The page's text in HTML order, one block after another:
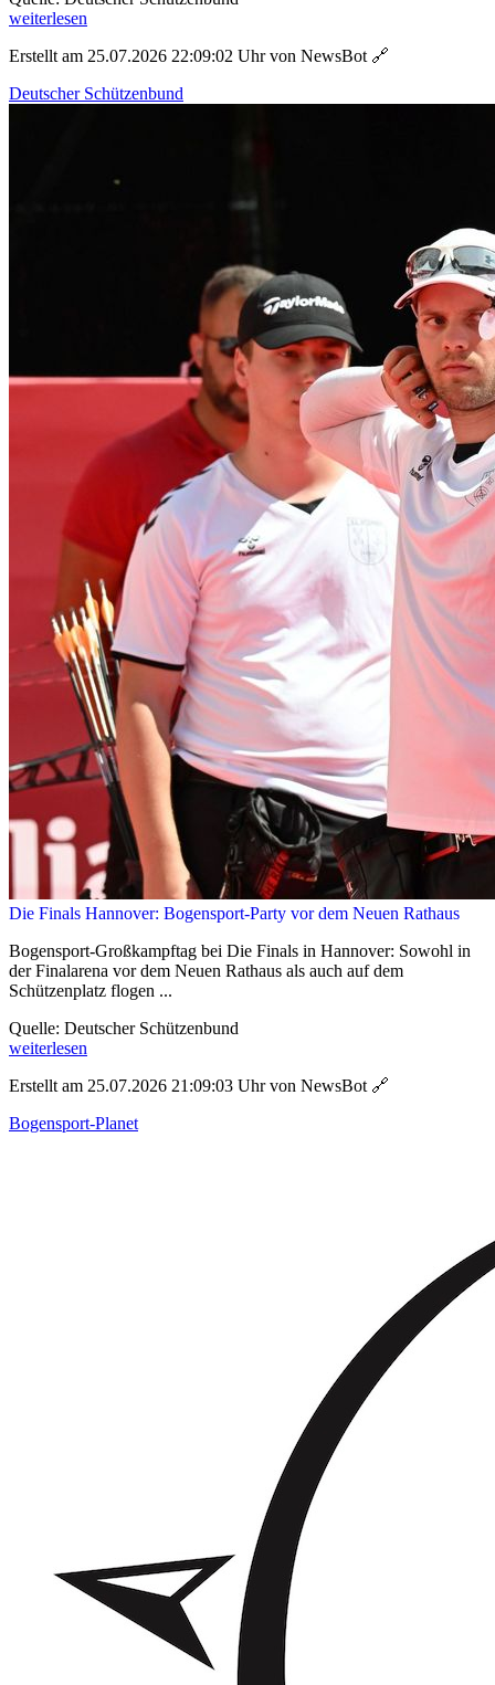
weiterlesen
Erstellt am 25.07.2026 22:09:02 Uhr von NewsBot 🔗
Deutscher Schützenbund
Die Finals Hannover: Bogensport-Party vor dem Neuen Rathaus
Bogensport-Großkampftag bei Die Finals in Hannover: Sowohl in
der Finalarena vor dem Neuen Rathaus als auch auf dem
Schützenplatz flogen ...
Quelle: Deutscher Schützenbund
weiterlesen
Erstellt am 25.07.2026 21:09:03 Uhr von NewsBot 🔗
Bogensport-Planet